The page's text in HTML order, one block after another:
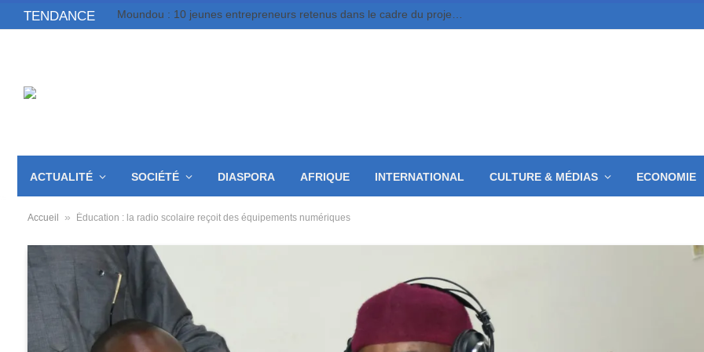
TENDANCE Moundou : 10 jeunes entrepreneurs retenus dans le cadre du projet MounDix
ACTUALITÉ SOCIÉTÉ DIASPORA AFRIQUE INTERNATIONAL CULTURE & MÉDIAS ECONOMIE
Accueil » Éducation : la radio scolaire reçoit des équipements numériques